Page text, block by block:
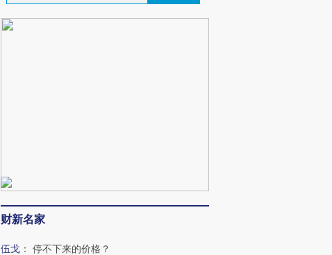
财新名家
伍戈 ： 停不下来的价格？